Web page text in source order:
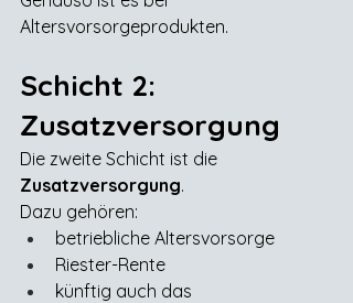
Altersvorsorgeprodukten.
Schicht 2:
Zusatzversorgung
Die zweite Schicht ist die
Zusatzversorgung.
Dazu gehören:
betriebliche Altersvorsorge
Riester-Rente
künftig auch das